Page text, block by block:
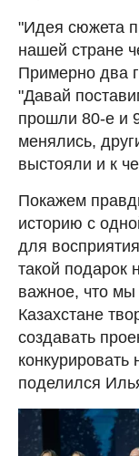
"Идея сюжета
нашей стране
Примерно два
"Давай
прошли 80-е и
менялись,
выстояли и к
Покажем
историю с
для
такой подарок
важное, что мы
Казахстане
создавать
поделился